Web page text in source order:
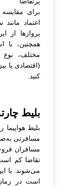
برای مقایسه
اعتماد
پروازها از
همچنین، با
مختلف،
(اقتصادی یا
کنید.
بلیط
بلیط
مسافرتی
مسافران
تقاضا کم
می‌شوند. با
است در